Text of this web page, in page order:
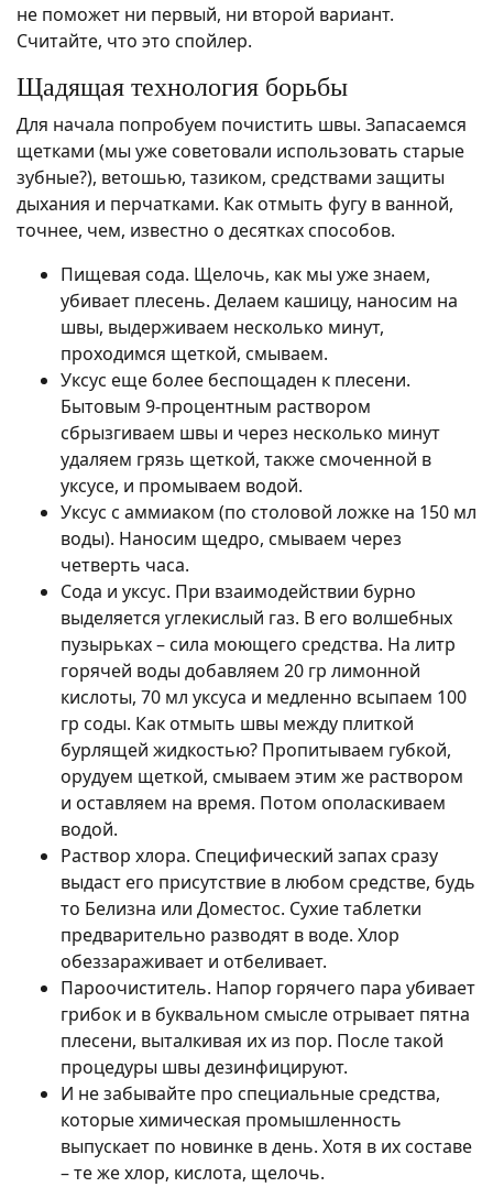
не поможет ни первый, ни второй вариант.
Считайте, что это спойлер.
Щадящая технология борьбы
Для начала попробуем почистить швы. Запасаемся
щетками (мы уже советовали использовать старые
зубные?), ветошью, тазиком, средствами защиты
дыхания и перчатками. Как отмыть фугу в ванной,
точнее, чем, известно о десятках способов.
Пищевая сода. Щелочь, как мы уже знаем,
убивает плесень. Делаем кашицу, наносим на
швы, выдерживаем несколько минут,
проходимся щеткой, смываем.
Уксус еще более беспощаден к плесени.
Бытовым 9-процентным раствором
сбрызгиваем швы и через несколько минут
удаляем грязь щеткой, также смоченной в
уксусе, и промываем водой.
Уксус с аммиаком (по столовой ложке на 150 мл
воды). Наносим щедро, смываем через
четверть часа.
Сода и уксус. При взаимодействии бурно
выделяется углекислый газ. В его волшебных
пузырьках – сила моющего средства. На литр
горячей воды добавляем 20 гр лимонной
кислоты, 70 мл уксуса и медленно всыпаем 100
гр соды. Как отмыть швы между плиткой
бурлящей жидкостью? Пропитываем губкой,
орудуем щеткой, смываем этим же раствором
и оставляем на время. Потом ополаскиваем
водой.
Раствор хлора. Специфический запах сразу
выдаст его присутствие в любом средстве, будь
то Белизна или Доместос. Сухие таблетки
предварительно разводят в воде. Хлор
обеззараживает и отбеливает.
Пароочиститель. Напор горячего пара убивает
грибок и в буквальном смысле отрывает пятна
плесени, выталкивая их из пор. После такой
процедуры швы дезинфицируют.
И не забывайте про специальные средства,
которые химическая промышленность
выпускает по новинке в день. Хотя в их составе
– те же хлор, кислота, щелочь.